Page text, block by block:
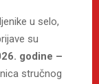
u selo,
su
godine –
stručnog